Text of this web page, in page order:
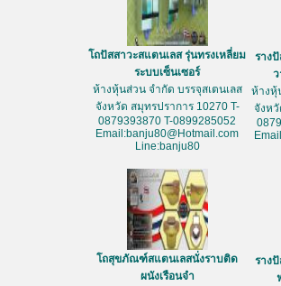
โถปัสสาวะสแตนเลส รุ่นทรงเหลี่ยม
ระบบเซ็นเซอร์
ห้างหุ้นส่วน จำกัด บรรจุสเตนเลส
จังหวัด สมุทรปราการ 10270 T-
0879393870 T-0899285052
Email:banju80@Hotmail.com
Line:banju80
ราง
ห้างหุ้
จังห
โถสุขภัณฑ์สแตนเลสนั่งราบติด
ผนังเรือนจำ
ราง